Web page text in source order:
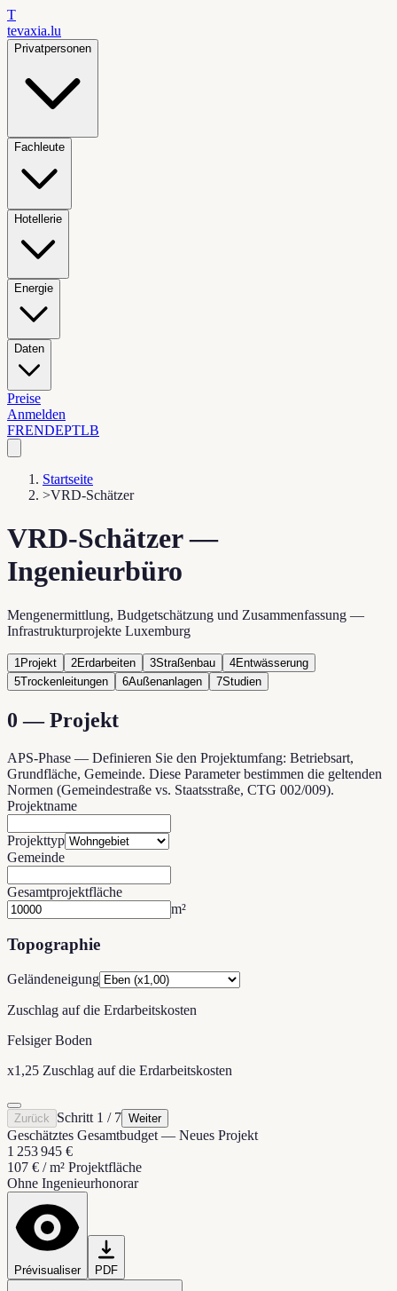
T
tevaxia.lu
Privatpersonen
Fachleute
Hotellerie
Energie
Daten
Preise
Anmelden
FRENDEPTLB
Startseite
>VRD-Schätzer
VRD-Schätzer —
Ingenieurbüro
Mengenermittlung, Budgetschätzung und Zusammenfassung —
Infrastrukturprojekte Luxemburg
1 Projekt 2Erdarbeiten 3Straßenbau 4Entwässerung
5Trockenleitungen 6Außenanlagen 7Studien
0 —Projekt
APS-Phase — Definieren Sie den Projektumfang: Betriebsart,
Grundfläche, Gemeinde. Diese Parameter bestimmen die geltenden
Normen (Gemeindestraße vs. Staatsstraße, CTG 002/009).
Projektname
Projekttyp
Gemeinde
Gesamtprojektfläche
m²
Topographie
Geländeneigung
Zuschlag auf die Erdarbeitskosten
Felsiger Boden
x1,25 Zuschlag auf die Erdarbeitskosten
Zurück Schritt 1 / 7 Weiter
Geschätztes Gesamtbudget — Neues Projekt
1 253 945 €
107 € /m² Projektfläche
Ohne Ingenieurhonorar
Prévisualiser PDF